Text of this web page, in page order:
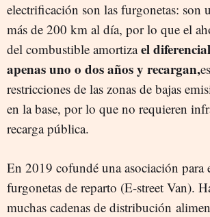
electrificación son las furgonetas: son
más de 200 km al día, por lo que el
del combustible amortizael
apenas uno o dos años y recargan,
restricciones de las zonas de bajas
en la base, por lo que no requieren
recarga pública.
En 2019 cofundé una asociación para
furgonetas de reparto (E-street Van).
muchas cadenas de distribución